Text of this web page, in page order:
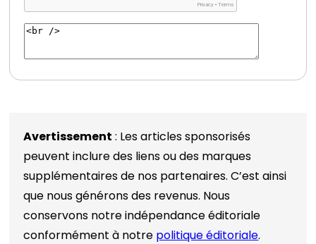
Avertissement : Les articles sponsorisés
peuvent inclure des liens ou des marques
supplémentaires de nos partenaires. C’est ainsi
que nous générons des revenus. Nous
conservons notre indépendance éditoriale
conformément à notre politique éditoriale.